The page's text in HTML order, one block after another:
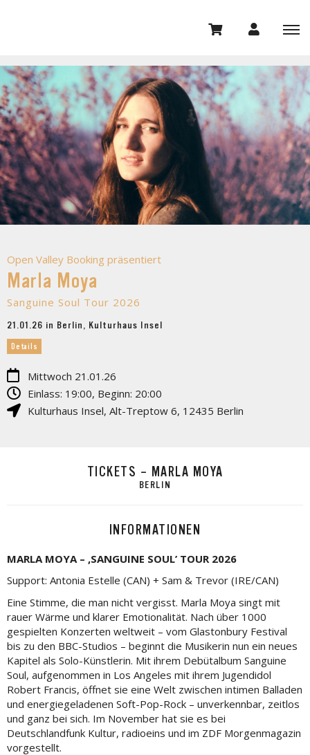
Open Valley Booking präsentiert
Marla Moya
Sanguine Soul Tour 2026
21.01.26 in Berlin, Kulturhaus Insel
Details
Mittwoch 21.01.26
Einlass: 19:00, Beginn: 20:00
Kulturhaus Insel, Alt-Treptow 6, 12435 Berlin
TICKETS – MARLA MOYA
BERLIN
INFORMATIONEN
MARLA MOYA – ‚SANGUINE SOUL’ TOUR 2026
Support: Antonia Estelle (CAN) + Sam & Trevor (IRE/CAN)
Eine Stimme, die man nicht vergisst. Marla Moya singt mit
rauer Wärme und klarer Emotionalität. Nach über 1000
gespielten Konzerten weltweit – vom Glastonbury Festival
bis zu den BBC-Studios – beginnt die Musikerin nun ein neues
Kapitel als Solo-Künstlerin. Mit ihrem Debütalbum Sanguine
Soul, aufgenommen in Los Angeles mit ihrem Jugendidol
Robert Francis, öffnet sie eine Welt zwischen intimen Balladen
und energiegeladenen Soft-Pop-Rock – unverkennbar, zeitlos
und ganz bei sich. Im November hat sie es bei
Deutschlandfunk Kultur, radioeins und im ZDF Morgenmagazin
vorgestellt.